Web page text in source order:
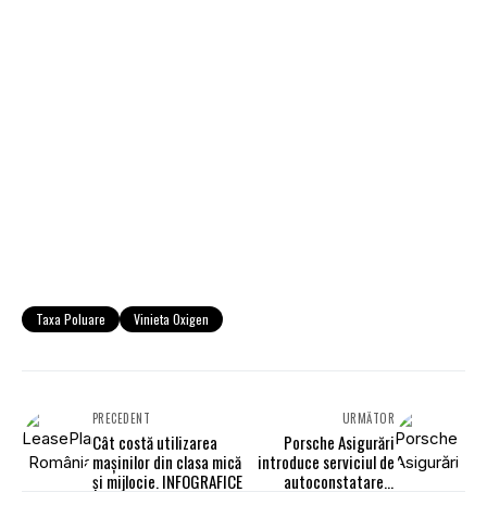
Taxa Poluare Vinieta Oxigen
PRECEDENT
Cât costă utilizarea
maşinilor din clasa mică
şi mijlocie. INFOGRAFICE
URMĂTOR
Porsche Asigurări
introduce serviciul de
autoconstatare a